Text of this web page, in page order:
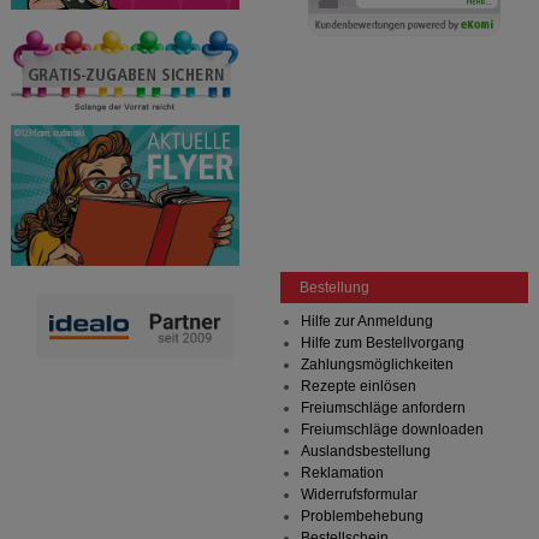
Bestellung
Hilfe zur Anmeldung
Hilfe zum Bestellvorgang
Zahlungsmöglichkeiten
Rezepte einlösen
Freiumschläge anfordern
Freiumschläge downloaden
Auslandsbestellung
Reklamation
Widerrufsformular
Problembehebung